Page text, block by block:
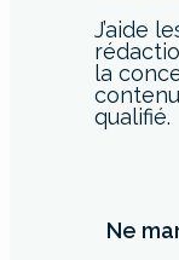
J’aide
la
qualifié.
Ne